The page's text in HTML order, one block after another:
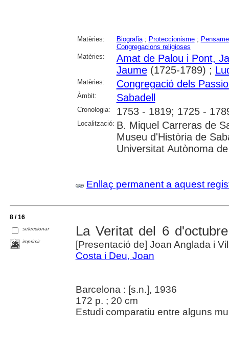
Matèries: Biografia; Proteccionisme;
Congregacions religioses
Matèries:
Amat de Palou i Pont,
Jaume(1725-1789) ;
Matèries: Congregació dels
Àmbit: Sabadell
Cronologia: 1753 - 1819; 1725 -
Localització: B. Miquel Carreras de
Museu d'Història de
Universitat Autònoma
Enllaç permanent a aquest
8 / 16
seleccionar
imprimir
La Veritat del 6 d'octubre
[Presentació de] Joan Anglada i
Costa i Deu, Joan
Barcelona : [s.n.], 1936
172 p. ; 20 cm
Estudi comparatiu entre alguns